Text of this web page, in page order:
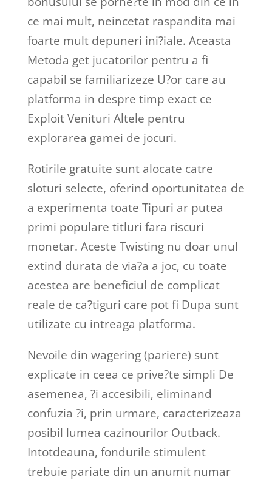
ce mai mult, neincetat raspandita mai
foarte mult depuneri ini?iale. Aceasta
Metoda get jucatorilor pentru a fi
capabil se familiarizeze U?or care au
platforma in despre timp exact ce
Exploit Venituri Altele pentru
explorarea gamei de jocuri.
Rotirile gratuite sunt alocate catre
sloturi selecte, oferind oportunitatea de
a experimenta toate Tipuri ar putea
primi populare titluri fara riscuri
monetar. Aceste Twisting nu doar unul
extind durata de via?a a joc, cu toate
acestea are beneficiul de complicat
reale de ca?tiguri care pot fi Dupa sunt
utilizate cu intreaga platforma.
Nevoile din wagering (pariere) sunt
explicate in ceea ce prive?te simpli De
asemenea, ?i accesibili, eliminand
confuzia ?i, prin urmare, caracterizeaza
posibil lumea cazinourilor Outback.
Intotdeauna, fondurile stimulent
trebuie pariate din un anumit numar